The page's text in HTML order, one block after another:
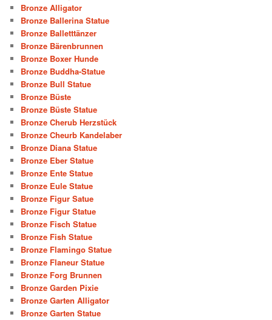
Bronze Alligator
Bronze Ballerina Statue
Bronze Balletttänzer
Bronze Bärenbrunnen
Bronze Boxer Hunde
Bronze Buddha-Statue
Bronze Bull Statue
Bronze Büste
Bronze Büste Statue
Bronze Cherub Herzstück
Bronze Cheurb Kandelaber
Bronze Diana Statue
Bronze Eber Statue
Bronze Ente Statue
Bronze Eule Statue
Bronze Figur Satue
Bronze Figur Statue
Bronze Fisch Statue
Bronze Fish Statue
Bronze Flamingo Statue
Bronze Flaneur Statue
Bronze Forg Brunnen
Bronze Garden Pixie
Bronze Garten Alligator
Bronze Garten Statue